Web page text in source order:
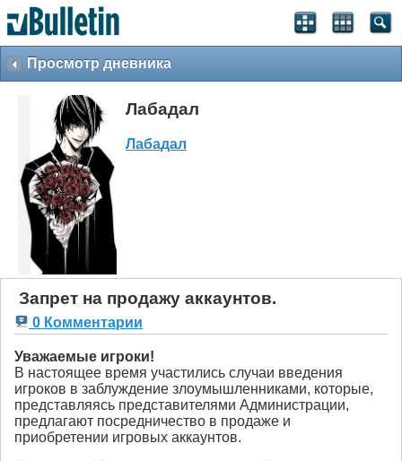
Просмотр дневника
Лабадал
Лабадал
Запрет на продажу аккаунтов.
0 Комментарии
Уважаемые игроки!
В настоящее время участились случаи введения
игроков в заблуждение злоумышленниками, которые,
представляясь представителями Администрации,
предлагают посредничество в продаже и
приобретении игровых аккаунтов.